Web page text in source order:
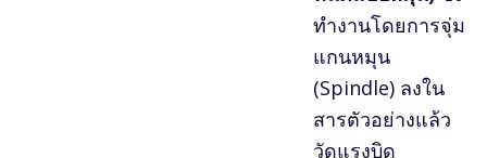
ทำงานโดยการจุ่ม
แกนหมุน
(Spindle) ลงใน
สารตัวอย่างแล้ว
วัดแรงบิด